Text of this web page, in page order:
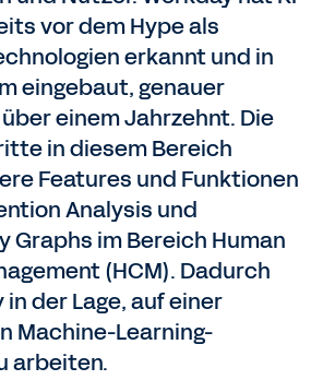
vor dem Hype als
erkannt und in
eingebaut, genauer
einem Jahrzehnt. Die
in diesem Bereich
Features und Funktionen
Analysis und
Graphs im Bereich Human
(HCM). Dadurch
der Lage, auf einer
Machine-Learning-
arbeiten.